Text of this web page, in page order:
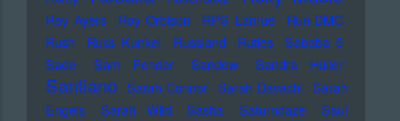
Roy Ayers Roy Orbison RPS Lanrue
Run-DMC
Rush
Russ Kunkel Russland Rutles
Sababa 5
Sade
Sam Fender Sandow Sandra Hüller
Santiano Sarah Connor Sarah Davachi Sarah
Engels
Sarah Wild Sasha Saturndaze
Saul